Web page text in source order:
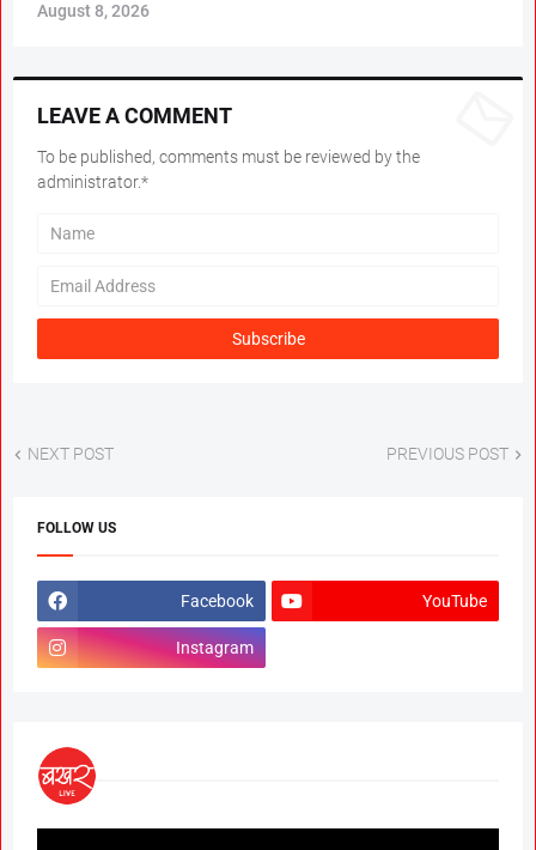
August 8, 2026
LEAVE A COMMENT
To be published, comments must be reviewed by the
administrator.*
NEXT POST PREVIOUS POST
FOLLOW US
Facebook YouTube
Instagram